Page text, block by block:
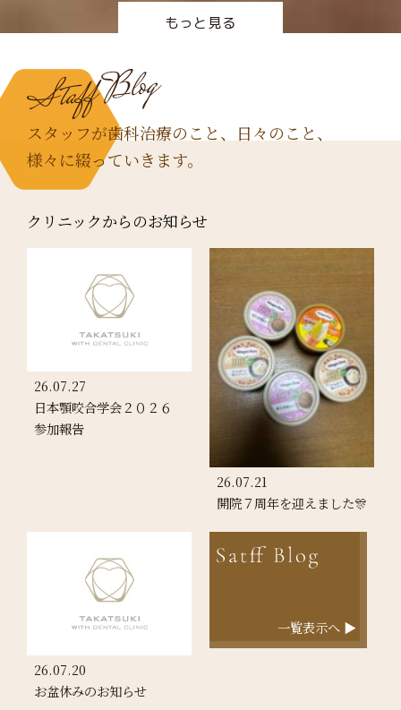
もっと見る
スタッフが歯科治療のこと、日々のこと、
様々に綴っていきます。
クリニックからのお知らせ
26.07.27
日本顎咬合学会２０２６
参加報告
26.07.21
開院７周年を迎えました🎊
26.07.20
お盆休みのお知らせ
一覧表示へ ▶